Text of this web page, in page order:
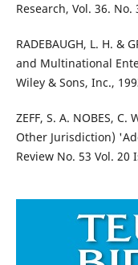
Research, Vol. 36.
RADEBAUGH, L. H. &
and Multinational
Wiley & Sons, Inc.,
ZEFF, S. A. NOBES,
Other Jurisdiction)
Review No. 53 Vol. 20